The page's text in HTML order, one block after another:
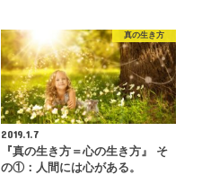
真の生き方
2019.1.7
『真の生き方＝心の生き方』 そ
の①：人間には心がある。